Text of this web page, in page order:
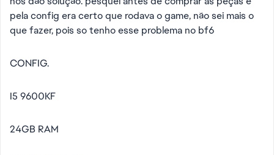
pela config era certo que rodava o game, não sei mais o
que fazer, pois so tenho esse problema no bf6
CONFIG.
I5 9600KF
24GB RAM